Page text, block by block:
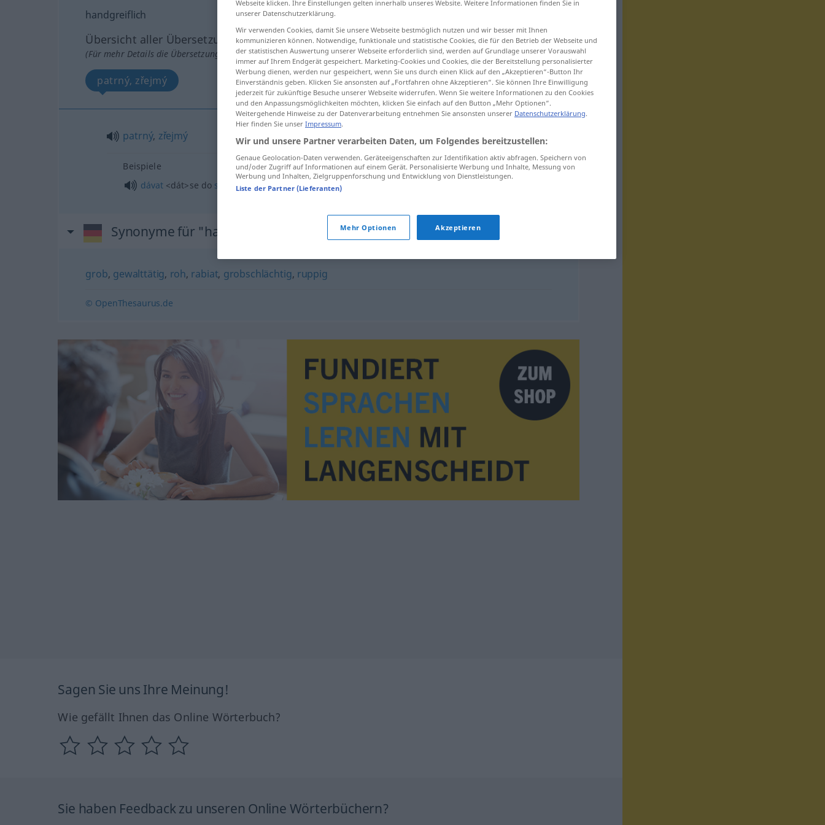
handgreiflich
Übersicht aller Übersetzungen
(Für mehr Details die Übersetzung anklicken/antippen)
patrný, zřejmý
patrný, zřejmý handgreiflich offensichtlich
Beispiele
dávat<dát>se do sebe
Synonyme für "handgreiflich"
grob, gewalttätig, roh, rabiat, grobschlächtig, ruppig
© OpenThesaurus.de
Sagen Sie uns Ihre Meinung!
Wie gefällt Ihnen das Online Wörterbuch?
Sie haben Feedback zu unseren Online Wörterbüchern?
Webseite klicken. Ihre Einstellungen gelten innerhalb unseres Website. Weitere Informationen finden Sie in
unserer Datenschutzerklärung.
Wir verwenden Cookies, damit Sie unsere Webseite bestmöglich nutzen und wir besser mit Ihnen
kommunizieren können. Notwendige, funktionale und statistische Cookies, die für den Betrieb der Webseite und
der statistischen Auswertung unserer Webseite erforderlich sind, werden auf Grundlage unserer Vorauswahl
immer auf Ihrem Endgerät gespeichert. Marketing-Cookies und Cookies, die der Bereitstellung personalisierter
Werbung dienen, werden nur gespeichert, wenn Sie uns durch einen Klick auf den „Akzeptieren“-Button Ihr
Einverständnis geben. Klicken Sie ansonsten auf „Fortfahren ohne Akzeptieren“. Sie können Ihre Einwilligung
jederzeit für zukünftige Besuche unserer Webseite widerrufen. Wenn Sie weitere Informationen zu den Cookies
und den Anpassungsmöglichkeiten möchten, klicken Sie einfach auf den Button „Mehr Optionen“.
Weitergehende Hinweise zu der Datenverarbeitung entnehmen Sie ansonsten unserer Datenschutzerklärung.
Hier finden Sie unser Impressum.
Wir und unsere Partner verarbeiten Daten, um Folgendes bereitzustellen:
Genaue Geolocation-Daten verwenden. Geräteeigenschaften zur Identifikation aktiv abfragen. Speichern von
und/oder Zugriff auf Informationen auf einem Gerät. Personalisierte Werbung und Inhalte, Messung von
Werbung und Inhalten, Zielgruppenforschung und Entwicklung von Dienstleistungen.
Liste der Partner (Lieferanten)
Mehr Optionen Akzeptieren